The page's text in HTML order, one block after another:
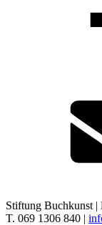
Stiftung Buchkunst |
T. 069 1306 840 |